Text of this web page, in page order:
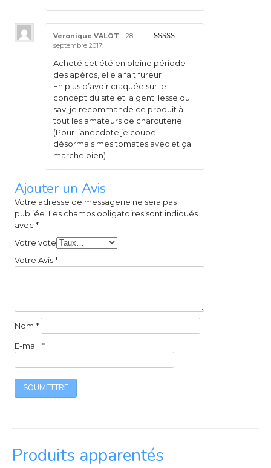
Veronique VALOT –28
septembre 2017:
Acheté cet été en pleine période
des apéros, elle a fait fureur
En plus d’avoir craquée sur le
concept du site et la gentillesse du
sav, je recommande ce produit à
tout les amateurs de charcuterie
(Pour l’anecdote je coupe
désormais mes tomates avec et ça
marche bien)
Ajouter un Avis
Votre adresse de messagerie ne sera pas
publiée. Les champs obligatoires sont indiqués
avec*
Votre vote
Votre Avis*
Nom*
E-mail*
Produits apparentés